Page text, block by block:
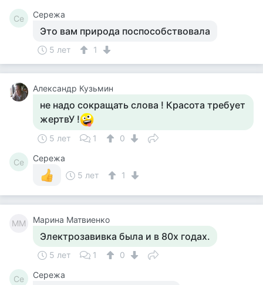
Се Сережа
Это вам природа поспособствовала
5 лет 1
Aлександр Кузьмин
не надо сокращать слова ! Красота требует
жертвУ !
5 лет 1 0
Се
Сережа
5 лет
1
ММ Марина Матвиенко
Электрозавивка была и в 80х годах.
5 лет 1 0
Се Сережа